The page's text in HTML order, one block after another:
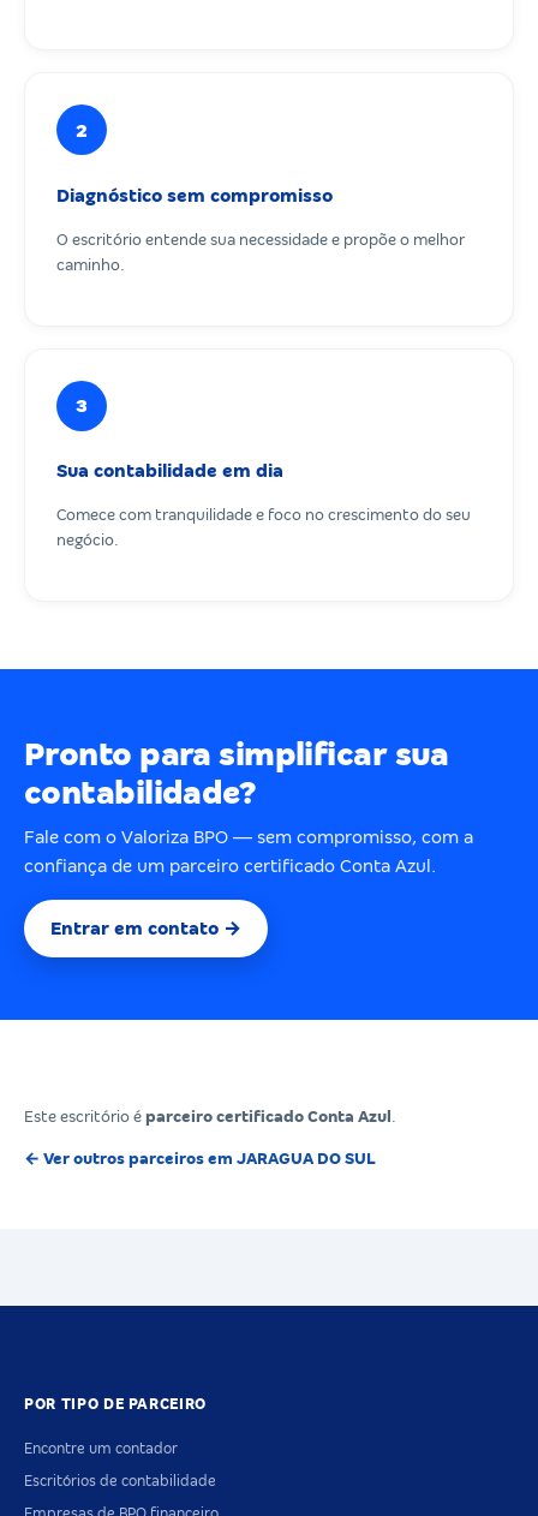
2
Diagnóstico sem compromisso
O escritório entende sua necessidade e propõe o melhor
caminho.
3
Sua contabilidade em dia
Comece com tranquilidade e foco no crescimento do seu
negócio.
Pronto para simplificar sua
contabilidade?
Fale com o Valoriza BPO — sem compromisso, com a
confiança de um parceiro certificado Conta Azul.
Entrar em contato →
Este escritório é parceiro certificado Conta Azul
← Ver outros parceiros em JARAGUA DO SUL
POR TIPO DE PARCEIRO
Encontre um contador
Escritórios de contabilidade